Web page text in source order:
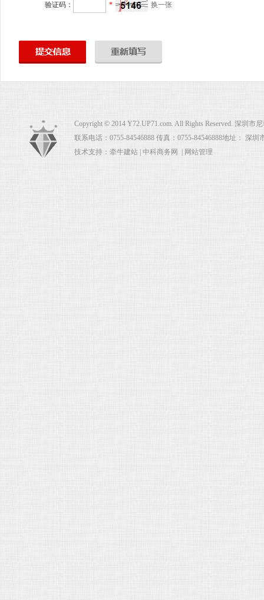
验证码： * 换一张
Copyright © 2014 Y72.UP71.com. All Rights Reserved. 深圳
联系电话：0755-84546888 传真：0755-84546888地址： 深
技术支持： 牵牛建站 中科商务网 网站管理